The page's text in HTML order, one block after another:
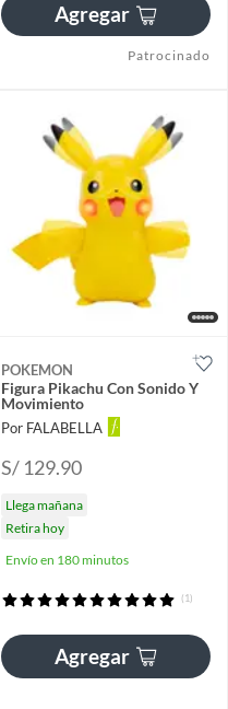
Agregar
Patrocinado
POKEMON
Figura Pikachu Con Sonido Y
Movimiento
Por FALABELLA
S/ 129.90
Llega mañana
Retira hoy
Envío en 180 minutos
(1)
Agregar